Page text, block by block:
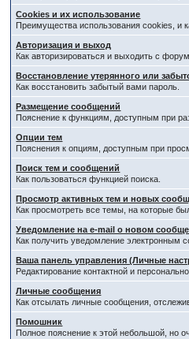
Cookies и их использование
Преимущества использования cookies, и
Авторизация и выход
Как авторизироваться и выходить с
Восстановление утерянного или
Как восстановить забытый вами пароль.
Размещение сообщений
Пояснение к функциям, доступным при
Опции тем
Пояснения к опциям, доступным при
Поиск тем и сообщений
Как пользоваться функцией поиска.
Просмотр активных тем и новых
Как просмотреть все темы, на которые
Уведомление на е-mail о новом
Как получить уведомление электронным
Ваша панель управления (Личные
Редактирование контактной и
Личные сообщения
Как отсылать личные сообщения,
Помошник
Полное пояснение к этой небольшой, но